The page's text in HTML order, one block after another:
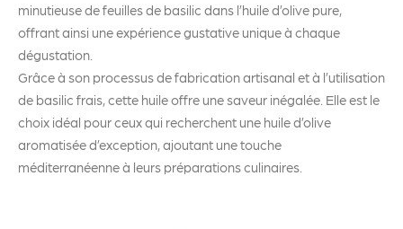
minutieuse de feuilles de basilic dans l’huile d’olive pure,
offrant ainsi une expérience gustative unique à chaque
dégustation.
Grâce à son processus de fabrication artisanal et à l’utilisation
de basilic frais, cette huile offre une saveur inégalée. Elle est le
choix idéal pour ceux qui recherchent une huile d’olive
aromatisée d’exception, ajoutant une touche
méditerranéenne à leurs préparations culinaires.